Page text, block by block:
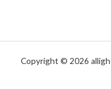
Copyright © 2026